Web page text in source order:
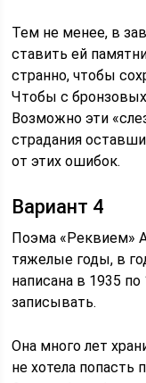
Тем не менее, в
ставить ей
странно, чтобы
Чтобы с бронзовых
Возможно эти
страдания
от этих ошибок.
Вариант 4
Поэма «Реквием»
тяжелые годы, в
написана в 1935
записывать.
Она много лет
не хотела попасть